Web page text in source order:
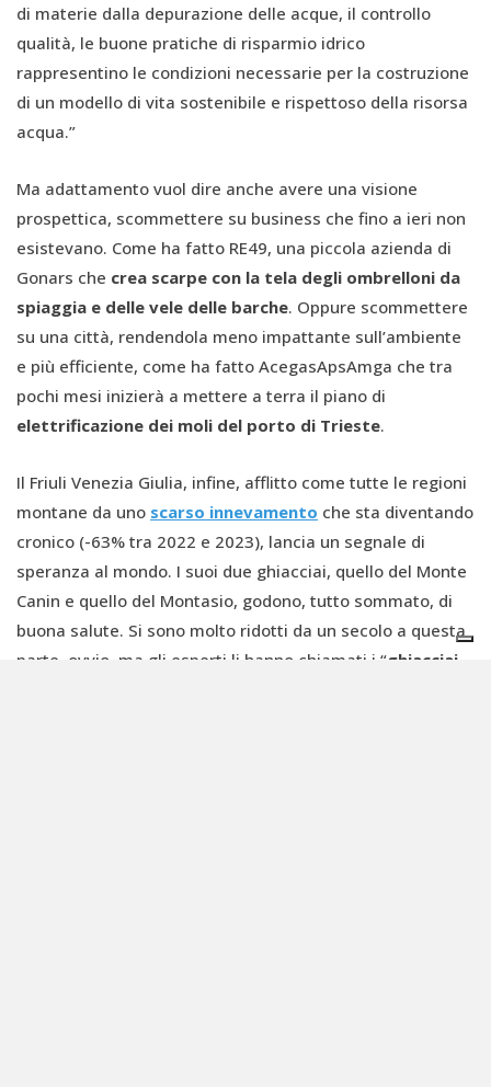
di materie dalla depurazione delle acque, il controllo
qualità, le buone pratiche di risparmio idrico
rappresentino le condizioni necessarie per la costruzione
di un modello di vita sostenibile e rispettoso della risorsa
acqua.”
Ma adattamento vuol dire anche avere una visione
prospettica, scommettere su business che fino a ieri non
esistevano. Come ha fatto RE49, una piccola azienda di
Gonars che crea scarpe con la tela degli ombrelloni da
spiaggia e delle vele delle barche. Oppure scommettere
su una città, rendendola meno impattante sull’ambiente
e più efficiente, come ha fatto AcegasApsAmga che tra
pochi mesi inizierà a mettere a terra il piano di
elettrificazione dei moli del porto di Trieste.
Il Friuli Venezia Giulia, infine, afflitto come tutte le regioni
montane da uno scarso innevamento che sta diventando
cronico (-63% tra 2022 e 2023), lancia un segnale di
speranza al mondo. I suoi due ghiacciai, quello del Monte
Canin e quello del Montasio, godono, tutto sommato, di
buona salute. Si sono molto ridotti da un secolo a questa
parte, ovvio, ma gli esperti li hanno chiamati i “ghiacciai